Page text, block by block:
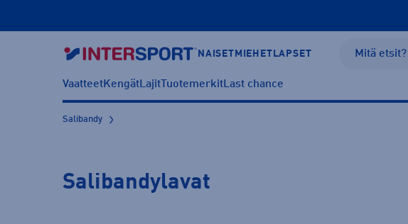
NAISET MIEHET LAPSET
VaatteetKengätLajitTuotemerkitLast chance
Salibandy
Salibandylavat